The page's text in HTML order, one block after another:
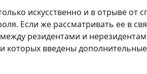
искусственно и в отрыве от
Если же рассматривать ее в
резидентами и
введены дополнительные